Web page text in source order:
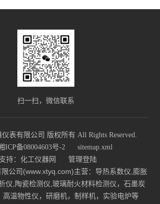
扫一扫，微信联系
表有限公司 版权所有 All Rights Reserved.
ICP备08004603号-2
sitemap.xml
持： 化工仪器网 管理登陆
公司(www.xtyq.com)主营：导热系数仪,膨胀
仪,陶瓷检测仪,玻璃耐火材料检测仪，石墨炭
高温物性仪，研磨机，制样机，实验电炉等